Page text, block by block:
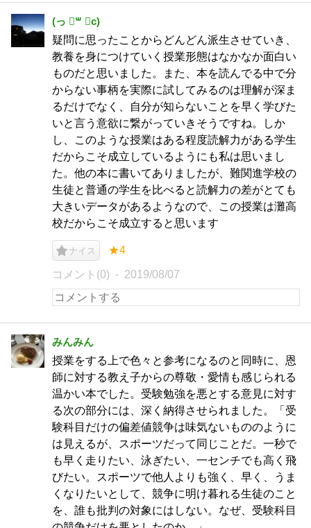
(っ ॑꒳ ॑c)
疑問に思ったことからどんどん派生させていき、
教養を身につけていく授業形態はなかなか面白い
ものだと思いました。また、本を読んでる中で分
からない事柄を実際に試してみるのは理解が深ま
るだけでなく、自分が知らないことを早く学びた
いと言う意欲に繋がっていきそうですね。しか
し、このような授業はある程度読解力がある学生
だからこそ成立しているようにも私は思いまし
た。他の本に書いてありましたが、難関進学校の
生徒と普通の学生を比べると読解力の差がとても
大きいデータがあるようなので、この授業は灘高
校だからこそ成立すると思います
ナイス ★4
コメント(0) 2019/08/07
みんみん
授業をする上で色々と参考になるのと同時に、恩
師に対する教え子からの尊敬・愛情も感じられる
温かい本でした。受験勉強を悪とする意見に対す
る次の部分には、深く納得させられました。「受
験科目だけの偏差値競争は味気ないもののように
は見えるが、スポーツだって同じことだ。一秒で
も早く走りたい、泳ぎたい、一センチでも高く飛
びたい。スポーツで他人よりも強く、早く、うま
くなりたいとして、競争に明け暮れる生徒のこと
を、誰も批判の対象にはしない。なぜ、受験科目